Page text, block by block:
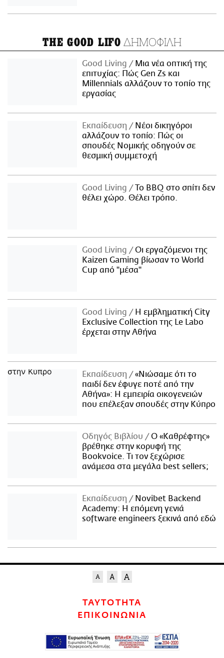
THE GOOD LIFO ΔΗΜΟΦΙΛΗ
Good Living
Μια νέα οπτική της
επιτυχίας: Πώς Gen Zs και
Millennials αλλάζουν το τοπίο της
εργασίας
Εκπαίδευση
Νέοι δικηγόροι
αλλάζουν το τοπίο: Πώς οι
σπουδές Νομικής οδηγούν σε
θεσμική συμμετοχή
Good Living
Το BBQ στο σπίτι δεν
θέλει χώρο. Θέλει τρόπο.
Good Living
Οι εργαζόμενοι της
Kaizen Gaming βίωσαν το World
Cup από "μέσα"
Good Living
Η εμβληματική City
Exclusive Collection της Le Labo
έρχεται στην Αθήνα
Εκπαίδευση
«Νιώσαμε ότι το
παιδί δεν έφυγε ποτέ από την
Αθήνα»: Η εμπειρία οικογενειών
που επέλεξαν σπουδές στην Κύπρο
Οδηγός Βιβλίου
Ο «Καθρέφτης»
βρέθηκε στην κορυφή της
Bookvoice. Τι τον ξεχώρισε
ανάμεσα στα μεγάλα best sellers;
Εκπαίδευση
Novibet Backend
Academy: Η επόμενη γενιά
software engineers ξεκινά από εδώ
ΤΑΥΤΟΤΗΤΑ
ΕΠΙΚΟΙΝΩΝΙΑ